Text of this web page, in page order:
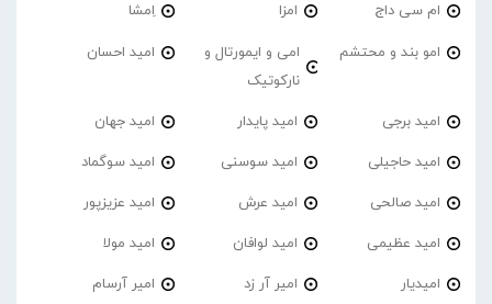
ام سی داج امزا اِمشا
امو بند و محتشم
امی و ایمورتال و
نارکوتیک
امید احسان
امید برجی امید پایدار امید جهان
امید حاجیلی امید سوسنی امید سوگماد
امید صالحی امید عرش امید عزیزپور
امید عظیمی امید لوافان امید مولا
امیدیار امیر آر زد امیر آرسام